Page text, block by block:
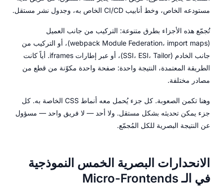
مستودعه الخاص، وخط أنابيب CI/CD الخاص به، وجدول نشر مستقل.
تُجمّع هذه الأجزاء بطرق متنوعة: التركيب من جانب العميل
(webpack Module Federation، import maps)، أو التركيب من
جانب الخادم (SSI، ESI، Tailor)، أو عبر إطارات iframes. أياً كانت
الطريقة المعتمدة، النتيجة واحدة: صفحة واحدة مكوّنة من قطع من
مصادر مختلفة.
وهنا تكمن الصعوبة. كل جزء يُحمل معه أنماط CSS الخاصة به. كل
جزء يمكن تحديثه بشكل مستقل. ولا أحد — لا فريق واحد — مسؤول
عن النتيجة البصرية للكل المُجمّع.
الانحدارات البصرية الخمس النموذجية
في الـ Micro-Frontends